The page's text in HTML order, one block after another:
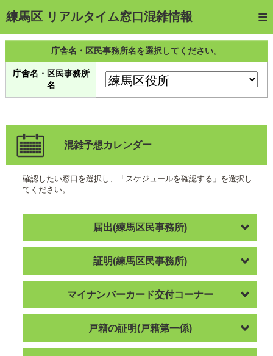
練馬区 リアルタイム窓口混雑情報
トップページ
ご利用方法
web予約
予約確認・キャンセル
待ち状況確認
交付状況確認
メール通知登録
庁舎名・区民事務所名を選択してください。
庁舎名・区民事務所
名
混雑予想カレンダー
確認したい窓口を選択し、「スケジュールを確認する」を選択し
てください。
届出(練馬区民事務所)
証明(練馬区民事務所)
マイナンバーカード交付コーナー
戸籍の証明(戸籍第一係)